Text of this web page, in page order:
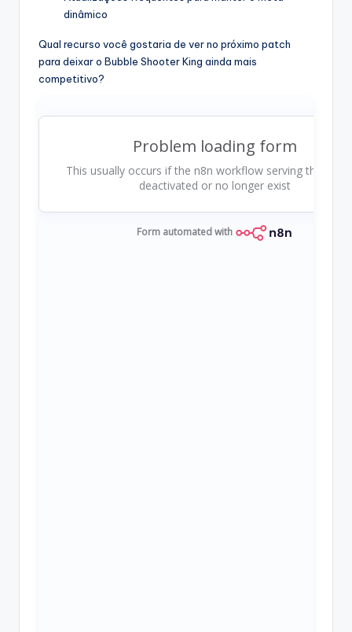
dinâmico
Qual recurso você gostaria de ver no próximo patch
para deixar o Bubble Shooter King ainda mais
competitivo?